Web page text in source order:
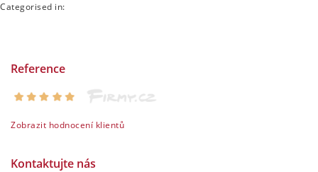
Categorised in:
Reference
Zobrazit hodnocení klientů
Kontaktujte nás